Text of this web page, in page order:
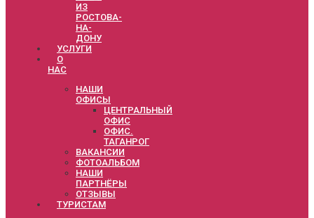
ИЗ
РОСТОВА-
НА-
ДОНУ
УСЛУГИ
О
НАС
НАШИ
ОФИСЫ
ЦЕНТРАЛЬНЫЙ
ОФИС
ОФИС.
ТАГАНРОГ
ВАКАНСИИ
ФОТОАЛЬБОМ
НАШИ
ПАРТНЁРЫ
ОТЗЫВЫ
ТУРИСТАМ